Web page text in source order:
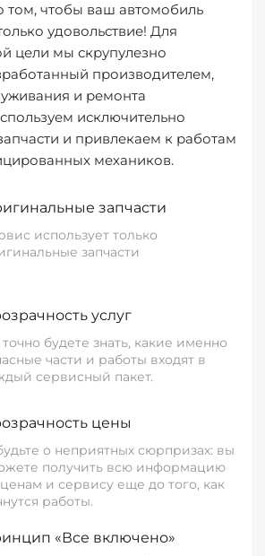
том, чтобы ваш автомобиль
удовольствие! Для
цели мы скрупулезно
производителем,
и ремонта
исключительно
и привлекаем к работам
механиков.
запчасти
использует только
запчасти
услуг
будете знать, какие именно
части и работы входят в
сервисный пакет.
цены
о неприятных сюрпризах: вы
получить всю информацию
и сервису еще до того, как
работы.
«Все включено»